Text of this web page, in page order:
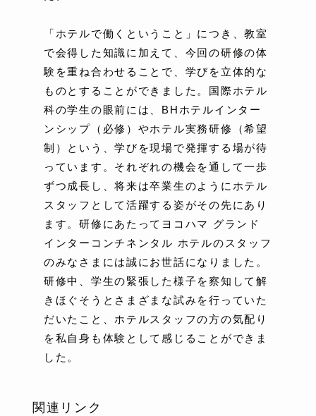
「ホテルで働くということ」につき、教室
で会得した知識に加えて、今回の研修の体
験を重ね合わせることで、学びを立体的な
ものとすることができました。国際ホテル
科の学生の眼前には、BHホテルインター
ンシップ（必修）やホテル実務研修（希望
制）という、学びを現場で発揮する場が待
っています。それぞれの機会を通して一歩
ずつ成長し、将来は卒業生のようにホテル
スタッフとして活躍する姿がその先にあり
ます。研修にあたってヨコハマ グランド
インターコンチネンタル ホテルのスタッフ
のみなさまには誠にお世話になりました。
研修中、学生の緊張した様子を察知して解
きほぐそうとさまざまな試みを行っていた
だいたこと、ホテルスタッフの方の気配り
を私自身も体験として感じることができま
した。
関連リンク